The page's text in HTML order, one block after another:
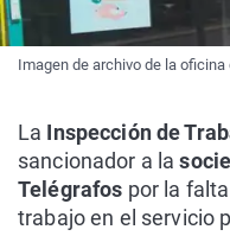
Imagen de archivo de la oficina
La Inspección de
sancionador a la
Telégrafos por la
trabajo en el servicio